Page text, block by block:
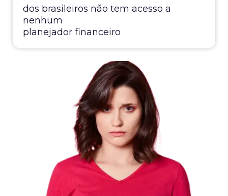
dos brasileiros não tem acesso a
nenhum
planejador financeiro